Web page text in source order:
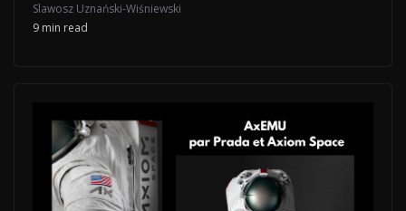
Slawosz Uznański-Wiśniewski
9 min read